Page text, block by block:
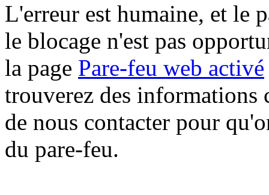
L'erreur est humaine, et le
le blocage n'est pas
la page Pare-feu web activé
trouverez des informations
de nous contacter pour
du pare-feu.